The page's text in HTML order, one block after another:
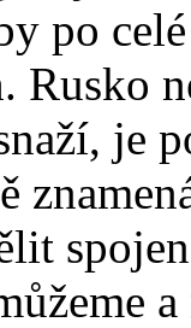
po
Rusko
je